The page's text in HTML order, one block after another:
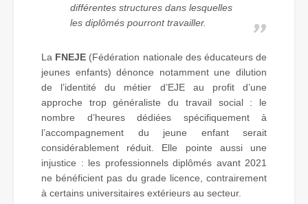
différentes structures dans lesquelles
les diplômés pourront travailler.
La FNEJE (Fédération nationale des éducateurs de
jeunes enfants) dénonce notamment une dilution
de l’identité du métier d’EJE au profit d’une
approche trop généraliste du travail social : le
nombre d’heures dédiées spécifiquement à
l’accompagnement du jeune enfant serait
considérablement réduit. Elle pointe aussi une
injustice : les professionnels diplômés avant 2021
ne bénéficient pas du grade licence, contrairement
à certains universitaires extérieurs au secteur.